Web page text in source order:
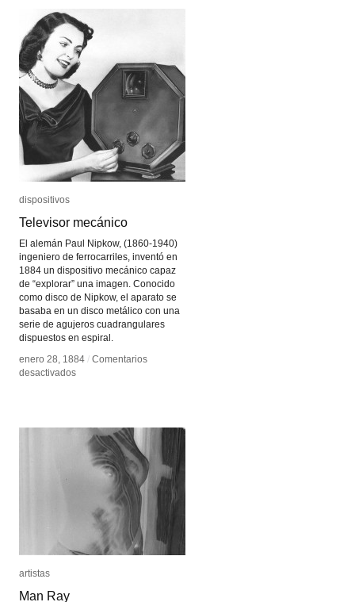
dispositivos
Televisor mecánico
El alemán Paul Nipkow, (1860-1940)
ingeniero de ferrocarriles, inventó en
1884 un dispositivo mecánico capaz
de “explorar” una imagen. Conocido
como disco de Nipkow, el aparato se
basaba en un disco metálico con una
serie de agujeros cuadrangulares
dispuestos en espiral.
enero 28, 1884 / Comentarios
desactivadosen
dispositivos
Televisor mecánico
enero 28, 1884 / Comentarios
desactivadosen
artistas
Man Ray
artistas
Man Ray